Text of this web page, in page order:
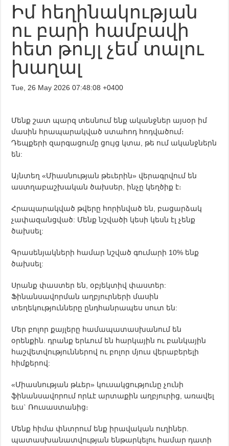
Իմ հեղինակության
ու բարի համբավի
հետ թույլ չեմ տալու
խաղալ
Tue, 26 May 2026 07:48:08 +0400
Մենք շատ պարզ տեսնում ենք ականջներ այսօր իմ
մասին հրապարակված ստահոդ հոդվածում։
Դեպքերի զարգացումը ցույց կտա, թե ում ականջներն
են:
Այնտեղ «Միասնության թեւերին» վերագրվում են
աստղաբաշխական ծախսեր, ինչը կեղծիք է։
Հրապարակված թվերը հորինված են, բացարձակ
չափազանցված: Մենք նշվածի կեսի կեսն էլ չենք
ծախսել:
Գրասենյակների համար նշված գումարի 10% ենք
ծախսել:
Սրանք փաստեր են, օբյեկտիվ փաստեր:
Ֆինանսավորման աղբյուրների մասին
տեղեկությունները ընդհանրապես սուտ են:
Մեր բոլոր քայլերը համապատասխանում են
օրենքին. դրանք երևում են հարկային ու բանկային
հաշվետվություններով ու բոլոր մյուս վերաբերելի
հիմքերով:
«Միասնության թևեր» կուսակցությունը չունի
ֆինանսավորում որևէ արտաքին աղբյուրից, առավել
եւս` Ռուսաստանից։
Մենք հիմա փնտրում ենք իրավական ուղիներ.
պատասխանատվության ենթարկելու համար դատի